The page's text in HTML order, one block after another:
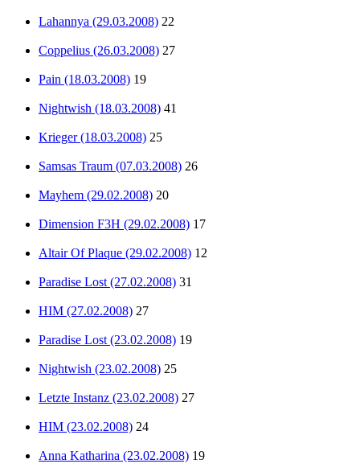
Lahannya (29.03.2008) 22
Coppelius (26.03.2008) 27
Pain (18.03.2008) 19
Nightwish (18.03.2008) 41
Krieger (18.03.2008) 25
Samsas Traum (07.03.2008) 26
Mayhem (29.02.2008) 20
Dimension F3H (29.02.2008) 17
Altair Of Plaque (29.02.2008) 12
Paradise Lost (27.02.2008) 31
HIM (27.02.2008) 27
Paradise Lost (23.02.2008) 19
Nightwish (23.02.2008) 25
Letzte Instanz (23.02.2008) 27
HIM (23.02.2008) 24
Anna Katharina (23.02.2008) 19